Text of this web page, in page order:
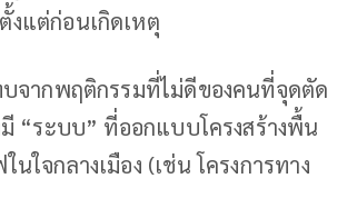
งแต่ก่อนเกิดเหตุ
บจากพฤติกรรมที่ไม่ดีของคนที่จุดตัด
“ระบบ” ที่ออกแบบโครงสร้างพื้น
จกลางเมือง (เช่น โครงการทาง